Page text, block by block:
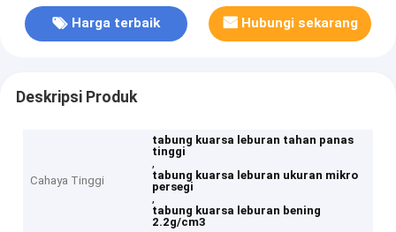
Harga terbaik Hubungi sekarang
Deskripsi Produk
Cahaya Tinggi
tabung kuarsa leburan tahan panas
tinggi
,
tabung kuarsa leburan ukuran mikro
persegi
,
tabung kuarsa leburan bening
2.2g/cm3